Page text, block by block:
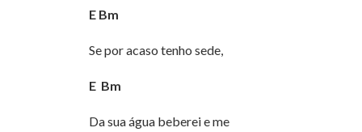
E Bm
Se por acaso tenho sede,
E Bm
Da sua água beberei e me